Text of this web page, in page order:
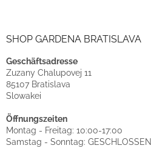
SHOP GARDENA BRATISLAVA
Geschäftsadresse
Zuzany Chalupovej 11
85107 Bratislava
Slowakei
Öffnungszeiten
Montag - Freitag: 10:00-17:00
Samstag - Sonntag: GESCHLOSSEN